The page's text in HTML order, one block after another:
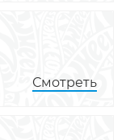
Смотреть